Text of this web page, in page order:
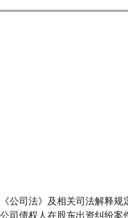
公司法》及相关司法解释
司债权人在股东出资纠纷